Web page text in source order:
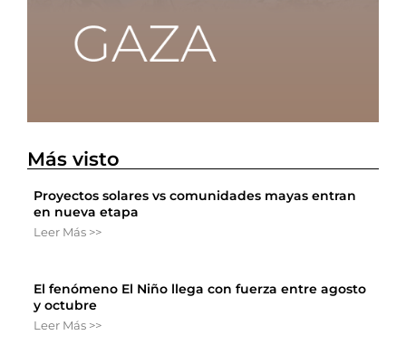
Más visto
Proyectos solares vs comunidades mayas entran
en nueva etapa
Leer Más >>
El fenómeno El Niño llega con fuerza entre agosto
y octubre
Leer Más >>